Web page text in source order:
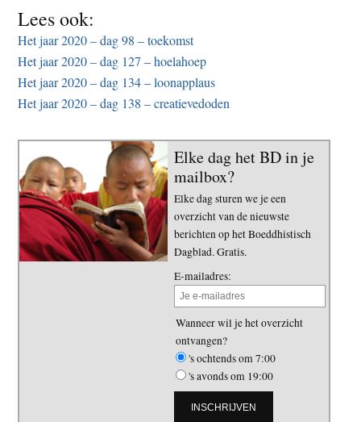
Lees ook:
Het jaar 2020 – dag 98 – toekomst
Het jaar 2020 – dag 127 – hoelahoep
Het jaar 2020 – dag 134 – loonapplaus
Het jaar 2020 – dag 138 – creatievedoden
Elke dag het BD in je
mailbox?
Elke dag sturen we je een
overzicht van de nieuwste
berichten op het Boeddhistisch
Dagblad. Gratis.
E-mailadres:
Wanneer wil je het overzicht
ontvangen?
's ochtends om 7:00
's avonds om 19:00